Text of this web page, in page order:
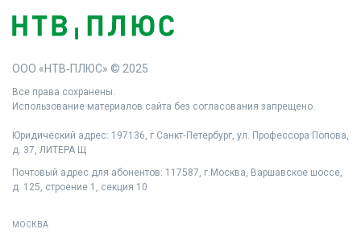
ООО «НТВ‑ПЛЮС» © 2025
Все права сохранены.
Использование материалов сайта без согласования запрещено.
Юридический адрес: 197136, г.Санкт‑Петербург, ул. Профессора Попова,
д. 37, ЛИТЕРА Щ
Почтовый адрес для абонентов: 117587, г.Москва, Варшавское шоссе,
д. 125, строение 1, секция 10
МОСКВА